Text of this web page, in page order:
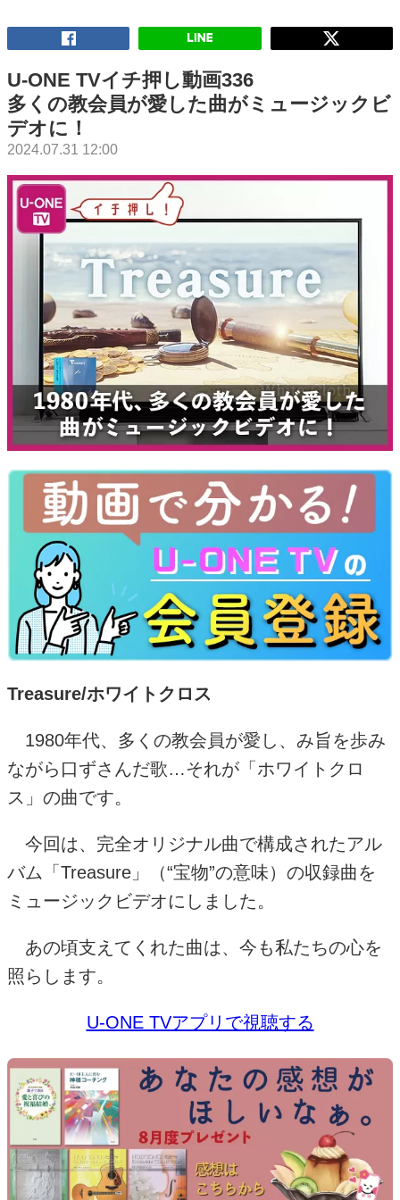
U-ONE TVイチ押し動画336
多くの教会員が愛した曲がミュージックビ
デオに！
2024.07.31 12:00
Treasure/ホワイトクロス
1980年代、多くの教会員が愛し、み旨を歩み
ながら口ずさんだ歌…それが「ホワイトクロ
ス」の曲です。
今回は、完全オリジナル曲で構成されたアル
バム「 Treasure 」（“宝物”の意味）の収録曲を
ミュージックビデオにしました。
あの頃支えてくれた曲は、今も私たちの心を
照らします。
U-ONE TVアプリで視聴する